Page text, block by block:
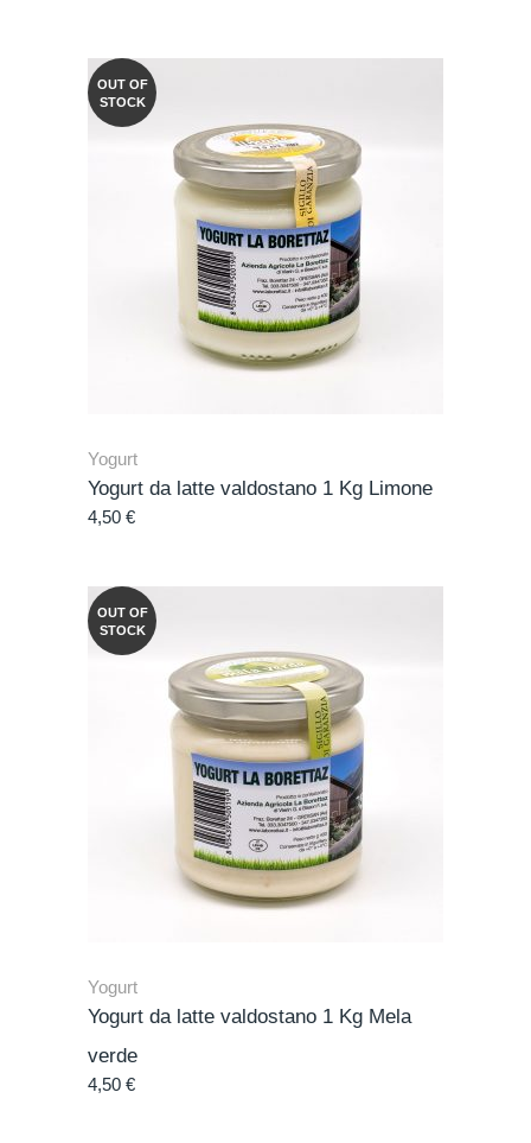
OUT OF
STOCK
Yogurt
Yogurt da latte valdostano 1 Kg Limone
4,50 €
OUT OF
STOCK
Yogurt
Yogurt da latte valdostano 1 Kg Mela
verde
4,50 €